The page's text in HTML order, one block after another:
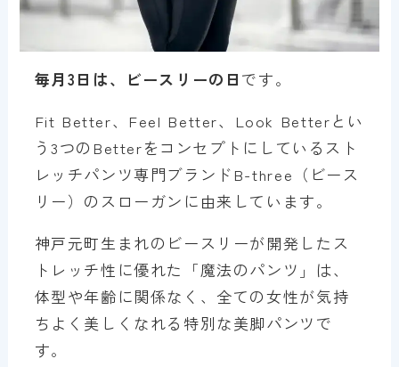
毎月3日は、ビースリーの日 です。
Fit Better、Feel Better、Look Betterとい
う3つのBetterをコンセプトにしているスト
レッチパンツ専門ブランドB-three（ビース
リー）のスローガンに由来しています。
神戸元町生まれのビースリーが開発したス
トレッチ性に優れた「魔法のパンツ」は、
体型や年齢に関係なく、全ての女性が気持
ちよく美しくなれる特別な美脚パンツで
す。